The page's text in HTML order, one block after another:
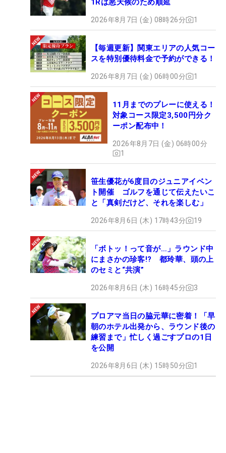
1Rは悪天候のため順延
2026年8月7日 (金) 08時26分 1
【毎週更新】関東エリアの人気コー
スを特別優待料金で予約ができる！
2026年8月7日 (金) 06時00分 1
11月までのプレーに使える！
対象コース限定3,500円分ク
ーポン配布中！
2026年8月7日 (金) 06時00分
1
笹生優花が6度目のジュニアイベン
ト開催 ゴルフを通じて伝えたいこ
と「真剣だけど、それを楽しむ」
2026年8月6日 (木) 17時43分 19
「ボトッ！って音が…」ラウンド中
にまさかの珍客!? 都玲華、頭の上
のセミと“共演”
2026年8月6日 (木) 16時45分 3
プロアマ当日の脇元華に密着！「早
朝のホテル出発から、ラウンド後の
練習まで」忙しく過ごすプロの1日
を公開
2026年8月6日 (木) 15時50分 1